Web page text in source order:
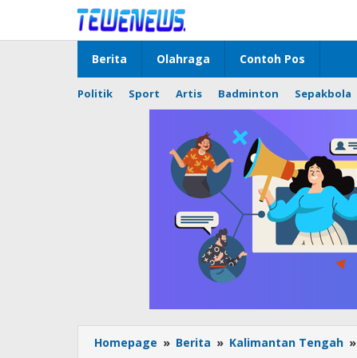
konten
Berita Olahraga Contoh Pos
Politik Sport Artis Badminton Sepakbola
Homepage » Berita » Kalimantan Tengah »